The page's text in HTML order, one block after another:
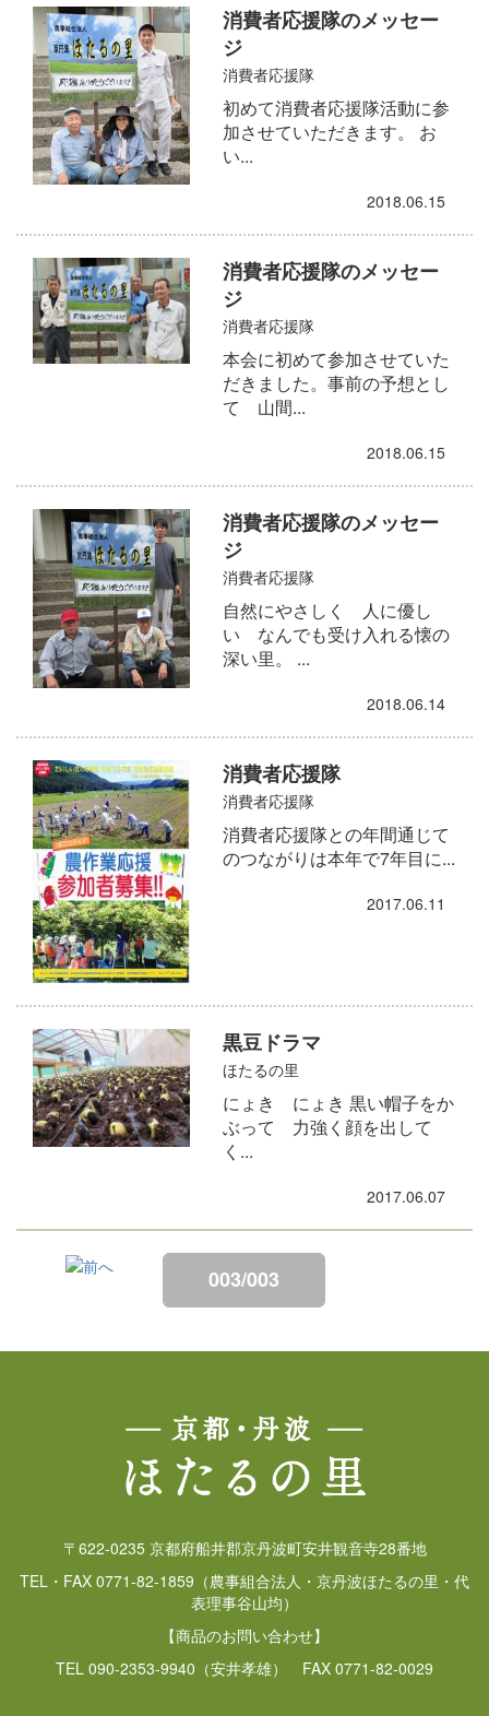
消費者応援隊のメッセー
ジ
消費者応援隊
初めて消費者応援隊活動に参
加させていただきます。 お
い...
2018.06.15
消費者応援隊のメッセー
ジ
消費者応援隊
本会に初めて参加させていた
だきました。事前の予想とし
て 山間...
2018.06.15
消費者応援隊のメッセー
ジ
消費者応援隊
自然にやさしく 人に優し
い なんでも受け入れる懐の
深い里。 ...
2018.06.14
消費者応援隊
消費者応援隊
消費者応援隊との年間通じて
のつながりは本年で7年目に...
2017.06.11
黒豆ドラマ
ほたるの里
にょき にょき 黒い帽子をか
ぶって 力強く顔を出して
く...
2017.06.07
003/003
〒622-0235 京都府船井郡京丹波町安井観音寺28番地
TEL・FAX 0771-82-1859（農事組合法人・京丹波ほたるの里・代
表理事谷山均）
【商品のお問い合わせ】
TEL 090-2353-9940（安井孝雄） FAX 0771-82-0029